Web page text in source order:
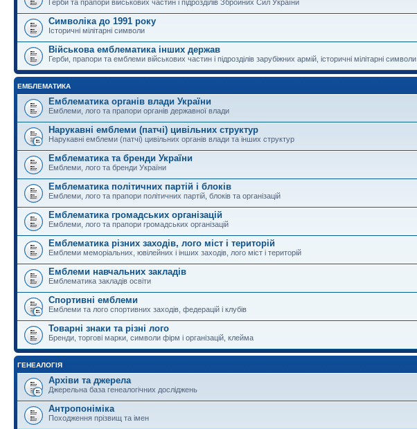
Герби та прапори військових частин і підрозділів Збройних Сил України
Символіка до 1991 року
Історичні мілітарні символи
Військова емблематика інших держав
Герби, прапори та емблеми військових частин і підрозділів зарубіжних армій, історичні мілітарні символи
ЕМБЛЕМАТИКА
Емблематика органів влади України
Емблеми, лого та прапори органів державної влади
Нарукавні емблеми (патчі) цивільних структур
Нарукавні емблеми (патчі) цивільних органів влади та інших структур
Емблематика та бренди України
Емблеми, лого та бренди України
Емблематика політичних партій і блоків
Емблеми, лого та прапори політичних партій, блоків та організацій
Емблематика громадських організацій
Емблеми, лого та прапори громадських організацій
Емблематика різних заходів, лого міст і територій
Емблеми меморіальних, ювілейних і інших заходів, лого міст і територій
Емблеми навчальних закладів
Емблематика закладів освіти
Спортивні емблеми
Емблеми та лого спортивних заходів, федерацій і клубів
Товарні знаки та різні лого
Бренди, торгові марки, символи фірм і організацій, клейма
ГЕНЕАЛОГІЯ
Архіви та джерела
Джерельна база генеалогічних досліджень
Антропоніміка
Походження прізвищ та імен